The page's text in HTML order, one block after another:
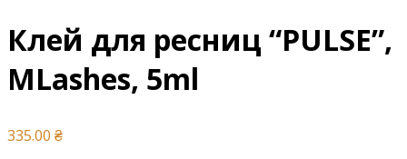
Клей для ресниц “PULSE”,
MLashes, 5ml
335.00 ₴